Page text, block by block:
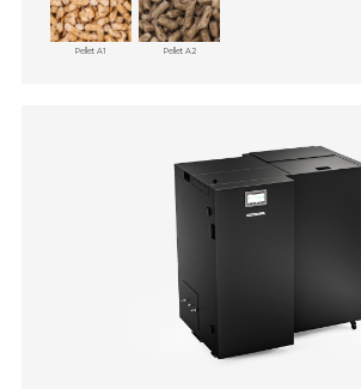
Pellet A1 Pellet A2